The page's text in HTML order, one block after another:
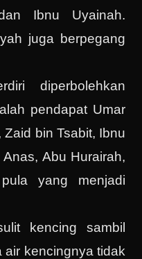
Ibnu Uyainah.
juga berpegang
diperbolehkan
pendapat Umar
bin Tsabit, Ibnu
Anas, Abu Hurairah,
yang menjadi
kencing sambil
kencingnya tidak